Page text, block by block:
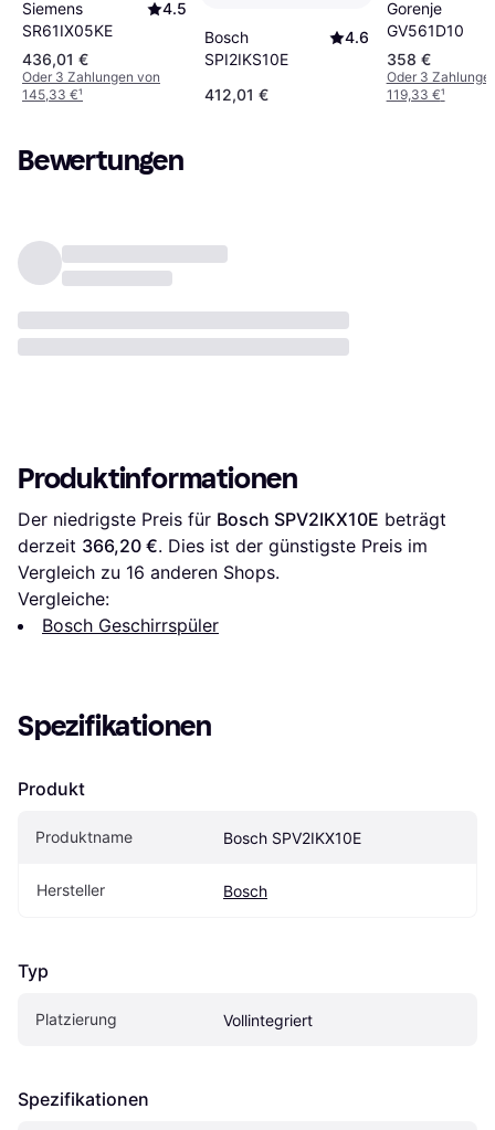
Siemens
SR61IX05KE
4.5
436,01 €
Oder 3 Zahlungen von
145,33 €¹
Bosch
SPI2IKS10E
4.6
412,01 €
Gorenje
GV561D10
358 €
Oder 3
119,33 €¹
Bewertungen
Produktinformationen
Der niedrigste Preis für Bosch SPV2IKX10E beträgt
derzeit 366,20 €. Dies ist der günstigste Preis im
Vergleich zu 16 anderen Shops.
Vergleiche:
Bosch Geschirrspüler
Spezifikationen
Produkt
Produktname Bosch SPV2IKX10E
Hersteller Bosch
Typ
Platzierung Vollintegriert
Spezifikationen